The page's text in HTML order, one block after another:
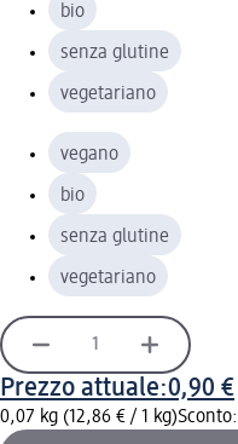
bio
senza glutine
vegetariano
vegano
bio
senza glutine
vegetariano
Prezzo attuale:0,90 €
0,07 kg (12,86 € / 1 kg)